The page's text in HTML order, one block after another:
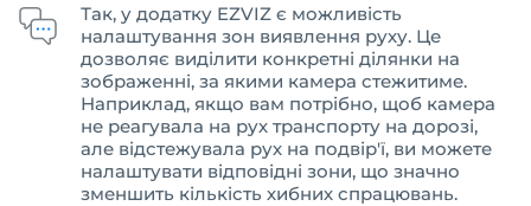
Так, у додатку EZVIZ є можливість
налаштування зон виявлення руху. Це
дозволяє виділити конкретні ділянки на
зображенні, за якими камера стежитиме.
Наприклад, якщо вам потрібно, щоб камера
не реагувала на рух транспорту на дорозі,
але відстежувала рух на подвір'ї, ви можете
налаштувати відповідні зони, що значно
зменшить кількість хибних спрацювань.